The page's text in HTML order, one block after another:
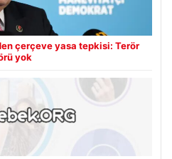
çerçeve yasa tepkisi: Terör
yok